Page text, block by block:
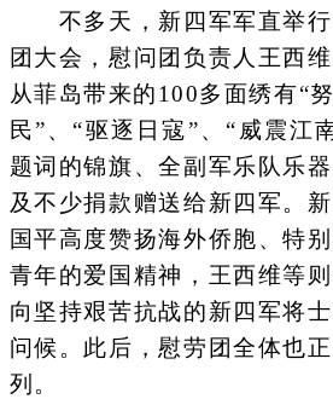
不多天，新四军军直举行
团大会，慰问团负责人王西
从菲岛带来的100多面绣有“
民”、“驱逐日寇”、“威震江
题词的锦旗、全副军乐队乐
及不少捐款赠送给新四军。
国平高度赞扬海外侨胞、特
青年的爱国精神，王西维等
向坚持艰苦抗战的新四军将
问候。此后，慰劳团全体也
列。